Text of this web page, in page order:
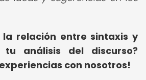
la relación entre sintaxis y
análisis del discurso?
con nosotros!